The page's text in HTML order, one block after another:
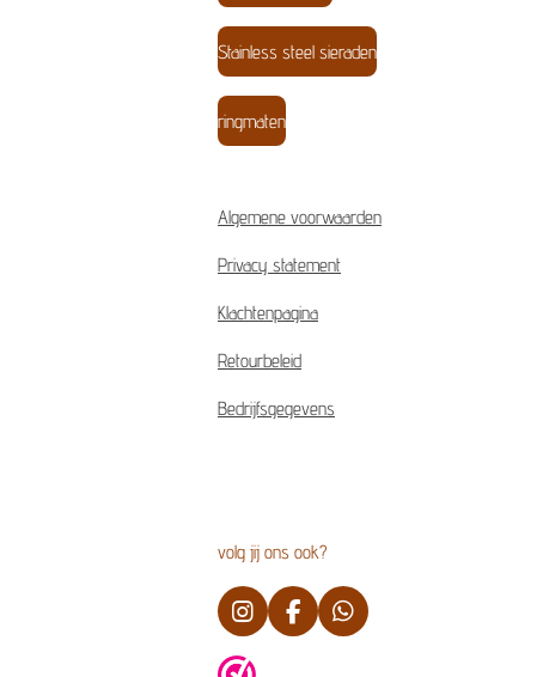
Stainless steel sieraden
ringmaten
Algemene voorwaarden
Privacy statement
Klachtenpagina
Retourbeleid
Bedrijfsgegevens
volg jij ons ook?
I
n
s
F
a
W
h